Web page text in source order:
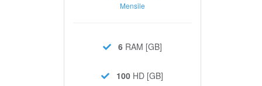
Mensile
6RAM [GB]
100 HD [GB]